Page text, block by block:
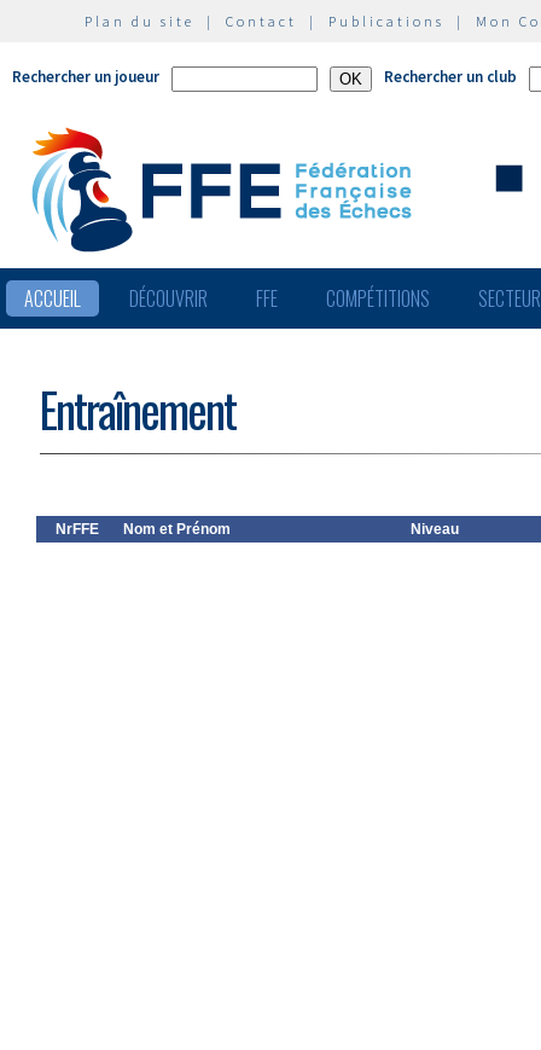
Plan du site | Contact | Publications | Mon
Rechercher un joueur Rechercher un club
ACCUEIL DÉCOUVRIR FFE COMPÉTITIONS
Entraînement
NrFFE Nom et Prénom Niveau